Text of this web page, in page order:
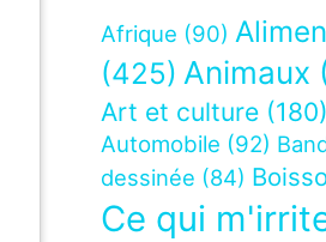
Afrique (90)
(425) Animaux
Art et culture (180)
Automobile (92)
dessinée (84)
Ce qui